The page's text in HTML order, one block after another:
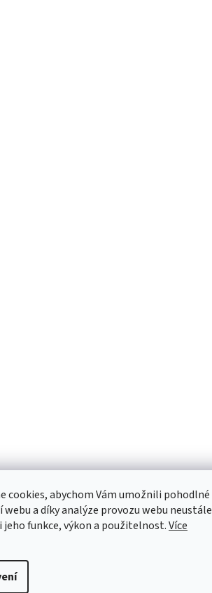
cookies, abychom Vám umožnili pohodlné
a díky analýze provozu webu neustále
jeho funkce, výkon a použitelnost.Více